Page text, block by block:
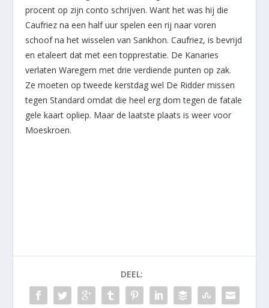
procent op zijn conto schrijven. Want het was hij die
Caufriez na een half uur spelen een rij naar voren
schoof na het wisselen van Sankhon. Caufriez, is bevrijd
en etaleert dat met een topprestatie. De Kanaries
verlaten Waregem met drie verdiende punten op zak.
Ze moeten op tweede kerstdag wel De Ridder missen
tegen Standard omdat die heel erg dom tegen de fatale
gele kaart opliep. Maar de laatste plaats is weer voor
Moeskroen.
DEEL: